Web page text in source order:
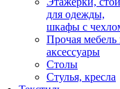
для одежды,
шкафы с
Прочая мебель
аксессуары
Столы
Стулья, кресла